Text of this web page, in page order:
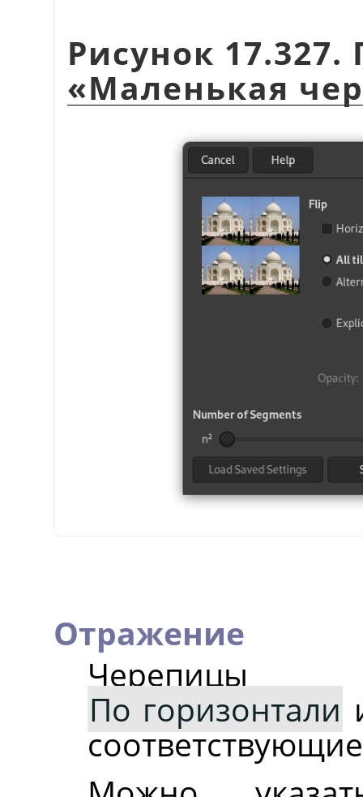
Рисунок
«Маленькая
Отражение
Черепицы
По горизонтали